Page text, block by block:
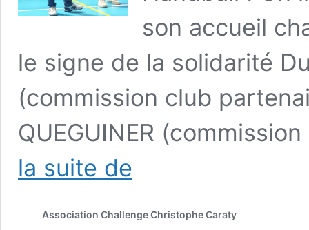
son accueil
le signe de la solidarité
(commission club
QUEGUINER
la suite de
SUR
Association Challenge Christophe Caraty